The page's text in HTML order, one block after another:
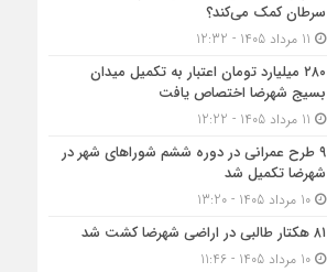
سرطان کمک می‌کند؟
۲۸۰ میلیارد تومان اعتبار به تکمیل میدان
بسیج شهرضا اختصاص یافت
۹ طرح عمرانی در دوره ششم شوراهای شهر در
شهرضا تکمیل شد
10 مرداد 1405 - 13:20
۸۱ هکتار طالبی در اراضی شهرضا کشت شد
10 مرداد 1405 - 11:46